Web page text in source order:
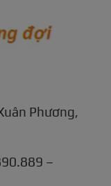
Phương,
–